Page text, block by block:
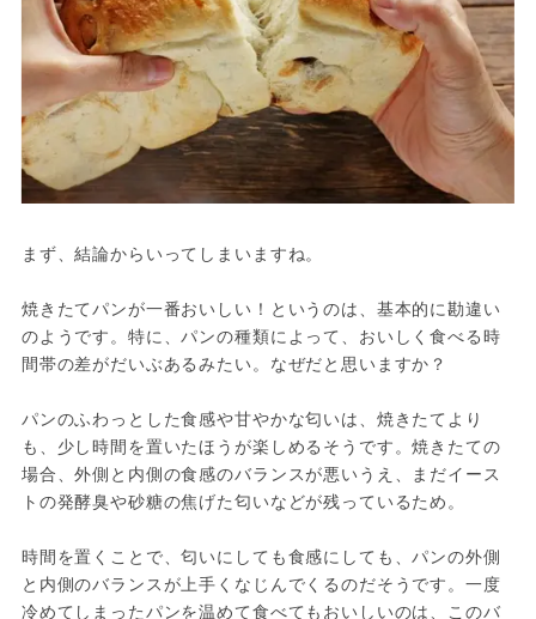
まず、結論からいってしまいますね。
焼きたてパンが一番おいしい！というのは、基本的に勘違い
のようです。特に、パンの種類によって、おいしく食べる時
間帯の差がだいぶあるみたい。なぜだと思いますか？
パンのふわっとした食感や甘やかな匂いは、焼きたてより
も、少し時間を置いたほうが楽しめるそうです。焼きたての
場合、外側と内側の食感のバランスが悪いうえ、まだイース
トの発酵臭や砂糖の焦げた匂いなどが残っているため。
時間を置くことで、匂いにしても食感にしても、パンの外側
と内側のバランスが上手くなじんでくるのだそうです。一度
冷めてしまったパンを温めて食べてもおいしいのは、このバ